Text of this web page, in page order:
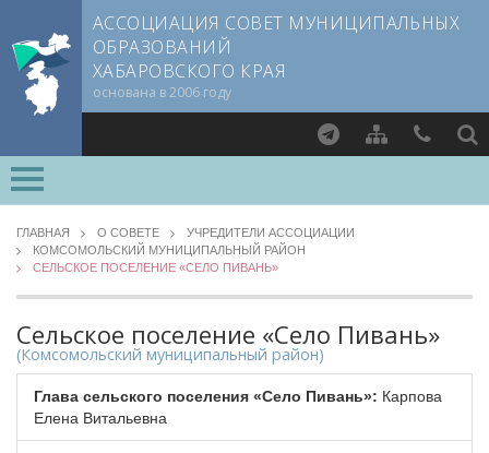
АССОЦИАЦИЯ СОВЕТ МУНИЦИПАЛЬНЫХ
ОБРАЗОВАНИЙ
ХАБАРОВСКОГО КРАЯ
основана в 2006 году
Найти
О СОВЕТЕ
Документы CMO
Руководящие органы
Обработка персональных данных
Партнеры Совета
Полезные ссылки
ГЛАВНАЯ О СОВЕТЕ
УЧРЕДИТЕЛИ АССОЦИАЦИИ
КОМСОМОЛЬСКИЙ МУНИЦИПАЛЬНЫЙ РАЙОН
СЕЛЬСКОЕ ПОСЕЛЕНИЕ «СЕЛО ПИВАНЬ»
Сельское поселение «Село Пивань»
(Комсомольский муниципальный район)
Глава сельского поселения «Село Пивань»: Карпова
Елена Витальевна